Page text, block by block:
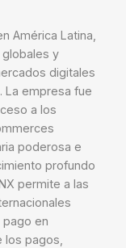
América Latina,
y
digitales
La empresa fue
a los
poderosa e
profundo
permite a las
en
los pagos,